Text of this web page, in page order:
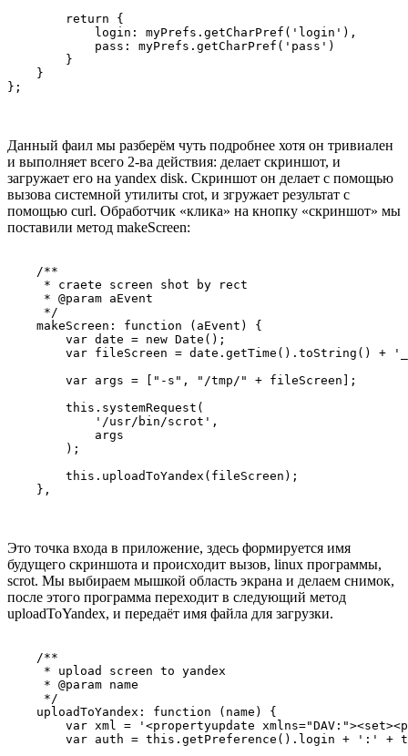
        return {
            login: myPrefs.getCharPref('login'),
            pass: myPrefs.getCharPref('pass')
        }
    }
Данный фаил мы разберём чуть подробнее хотя он тривиален
и выполняет всего 2-ва действия: делает скриншот, и
загружает его на yandex disk. Скриншот он делает с помощью
вызова системной утилиты crot, и згружает результат с
помощью curl. Обработчик «клика» на кнопку «скриншот» мы
поставили метод makeScreen:
    /**
     * craete screen shot by rect
     * @param aEvent
     */
    makeScreen: function (aEvent) {
        var date = new Date();
var fileScreen = date.getTime().toString() +
        var args = ["-s", "/tmp/" + fileScreen];
        this.systemRequest(
            '/usr/bin/scrot',
            args
        );
        this.uploadToYandex(fileScreen);
Это точка входа в приложение, здесь формируется имя
будущего скриншота и происходит вызов, linux программы,
scrot. Мы выбираем мышкой область экрана и делаем снимок,
после этого программа переходит в следующий метод
uploadToYandex, и передаёт имя файла для загрузки.
    /**
     * upload screen to yandex
     * @param name
     */
    uploadToYandex: function (name) {
var xml = '<propertyupdate
var auth = this.getPreference().login + ':' +